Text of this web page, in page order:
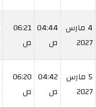
4 مارس
2027
04:44
ص
06:21
ص
5 مارس
2027
04:42
ص
06:20
ص